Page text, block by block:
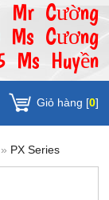
Mr Cường
Ms Cương
Ms Huyền
Giỏ hàng [0]
» PX Series